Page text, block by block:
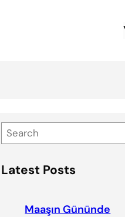
e
r
Latest Posts
Maaşın Gününde